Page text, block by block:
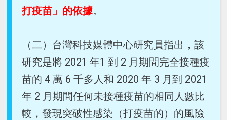
打疫苗」的依據。
（二）台灣科技媒體中心研究員指出，該
研究是將 2021 年1 到 2 月期間完全接種疫
苗的 4 萬 6 千多人和 2020 年 3 月到 2021
年 2 月期間任何未接種疫苗的相同人數比
較，發現突破性感染（打疫苗的）的風險